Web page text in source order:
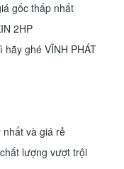
gốc thấp nhất
2HP
ghé VĨNH PHÁT
và giá rẻ
lượng vượt trội